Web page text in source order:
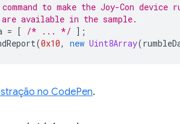
to make the Joy-Con device
available in the sample.
= [ /* ... */ ];
(0x10, new Uint8Array(
no CodePen.